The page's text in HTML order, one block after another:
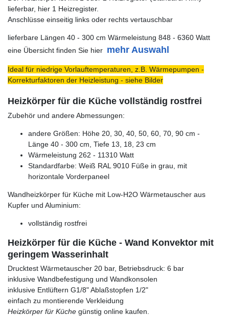
lieferbar, hier 1 Heizregister.
Anschlüsse einseitig links oder rechts vertauschbar
lieferbare Längen 40 - 300 cm Wärmeleistung 848 - 6360 Watt
eine Übersicht finden Sie hier mehr Auswahl
Ideal für niedrige Vorlauftemperaturen, z.B. Wärmepumpen -
Korrekturfaktoren der Heizleistung - siehe Bilder
Heizkörper für die Küche vollständig rostfrei
Zubehör und andere Abmessungen:
andere Größen: Höhe 20, 30, 40, 50, 60, 70, 90 cm -
Länge 40 - 300 cm, Tiefe 13, 18, 23 cm
Wärmeleistung 262 - 11310 Watt
Standardfarbe: Weiß RAL 9010 Füße in grau, mit
horizontale Vorderpaneel
Wandheizkörper für Küche mit Low-H2O Wärmetauscher aus
Kupfer und Aluminium:
vollständig rostfrei
Heizkörper für die Küche - Wand Konvektor mit
geringem Wasserinhalt
Drucktest Wärmetauscher 20 bar, Betriebsdruck: 6 bar
inklusive Wandbefestigung und Wandkonsolen
inklusive Entlüftern G1/8" Ablaßstopfen 1/2"
einfach zu montierende Verkleidung
Heizkörper für Küche günstig online kaufen.